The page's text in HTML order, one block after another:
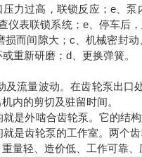
力过高，联锁反应；e、
表联锁系统；e、停车后
而间隙大；c、机械密封
重新研磨；d、更换弹簧。
流量波动。在齿轮泵出口
内的剪切及驻留时间。
是外啮合齿轮泵。它的结
是齿轮泵的工作室。两个
量轻、造价低、工作可靠、